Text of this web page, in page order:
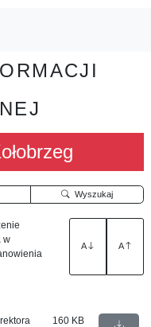
Wyszukaj
w
A A
160 KB